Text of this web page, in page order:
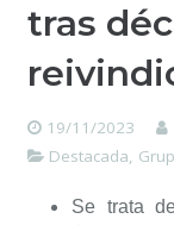
tras
19/11/2023
Destacada,
Se trata